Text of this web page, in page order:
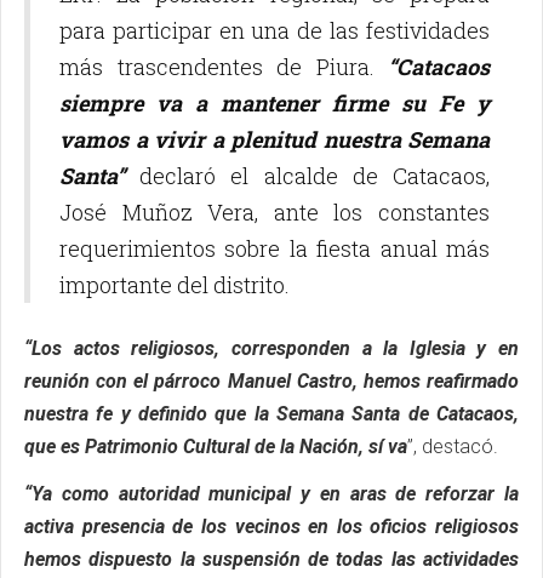
para participar en una de las festividades
más trascendentes de Piura.
“Catacaos
siempre va a mantener firme su Fe y
vamos a vivir a plenitud nuestra Semana
Santa”declaró el alcalde de Catacaos,
José Muñoz Vera, ante los constantes
requerimientos sobre la fiesta anual más
importante del distrito.
“Los actos religiosos, corresponden a la Iglesia y en
reunión con el párroco Manuel Castro, hemos reafirmado
nuestra fe y definido que la Semana Santa de Catacaos,
que es Patrimonio Cultural de la Nación, sí va”, destacó.
“Ya como autoridad municipal y en aras de reforzar la
activa presencia de los vecinos en los oficios religiosos
hemos dispuesto la suspensión de todas las actividades